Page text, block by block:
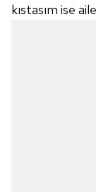
kıstasım ise